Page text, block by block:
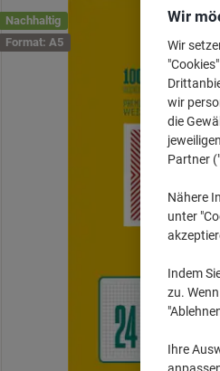
Nachhaltig
Format: A5
Wir
Wir
wir
die
Partner
Nähere
unter
Indem
zu.
Ihre